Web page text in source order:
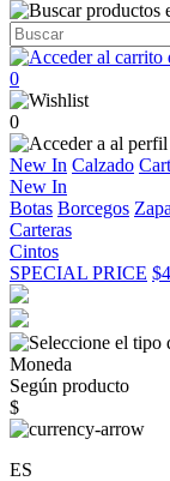
0
0
New In Calzado
New In
Botas Borcegos
Carteras
Cintos
SPECIAL PRICE
Moneda
Según producto
$
ES